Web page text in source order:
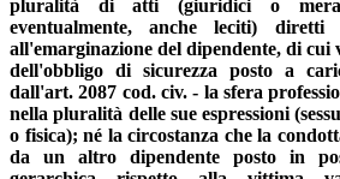
pluralità di atti (giuridici o
eventualmente, anche leciti) diretti
all'emarginazione del dipendente, di cui
dell'obbligo di sicurezza posto a
dall'art. 2087 cod. civ. - la sfera
nella pluralità delle sue espressioni
o fisica); né la circostanza che la
da un altro dipendente posto in